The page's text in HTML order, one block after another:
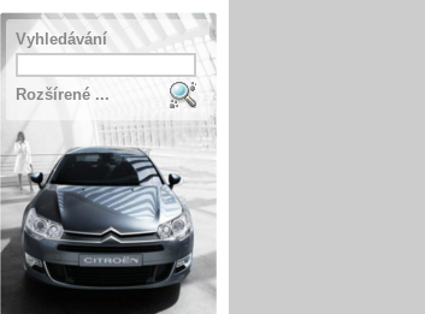
Vyhledávání
Rozšírené ...